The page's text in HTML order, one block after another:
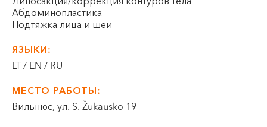
I-V 08:00 - 20:00
VI, VII --
Абдоминопластика
Подтяжка лица и шеи
ЯЗЫКИ:
LT / EN / RU
МЕСТО РАБОТЫ:
Вильнюс, ул. S. Žukausko 19